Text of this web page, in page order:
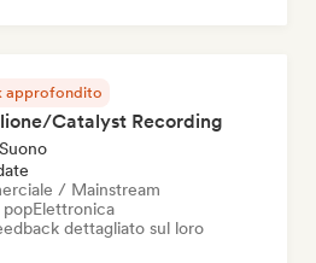
approfondito
Catalyst Recording
/ Mainstream
popElettronica
dettagliato sul loro